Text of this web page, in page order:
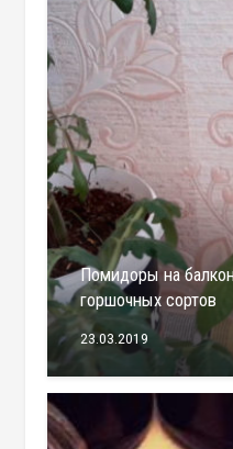
Помидоры на
горшочных сортов
23.03.2019